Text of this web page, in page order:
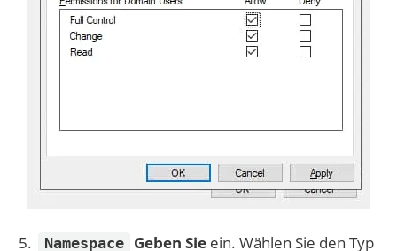
Namespace Geben Sie ein. Wählen Sie den Typ